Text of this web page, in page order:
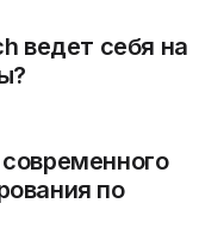
ведет себя на
по